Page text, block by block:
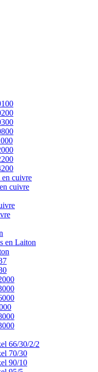
en cuivre
cuivre
en Laiton
66/30/2/2
70/30
90/10